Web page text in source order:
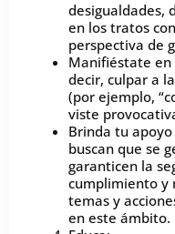
desigualdades,
en los tratos
perspectiva de
Manifiéstate en
decir, culpar a
(por ejemplo,
viste
Brinda tu
buscan que se
garanticen la
cumplimiento y
temas y
en este ámbito.